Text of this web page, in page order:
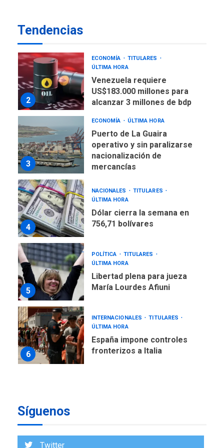
Tendencias
1
2
ECONOMÍA
TITULARES
ÚLTIMA HORA
Venezuela requiere
US$183.000 millones para
alcanzar 3 millones de bdp
3
ECONOMÍA ÚLTIMA HORA
Puerto de La Guaira
operativo y sin paralizarse
nacionalización de
mercancías
4
NACIONALES
TITULARES
ÚLTIMA HORA
Dólar cierra la semana en
756,71 bolívares
5
POLÍTICA
TITULARES
ÚLTIMA HORA
Libertad plena para jueza
María Lourdes Afiuni
6
INTERNACIONALES
TITULARES
ÚLTIMA HORA
España impone controles
fronterizos a Italia
7
Síguenos
Twitter